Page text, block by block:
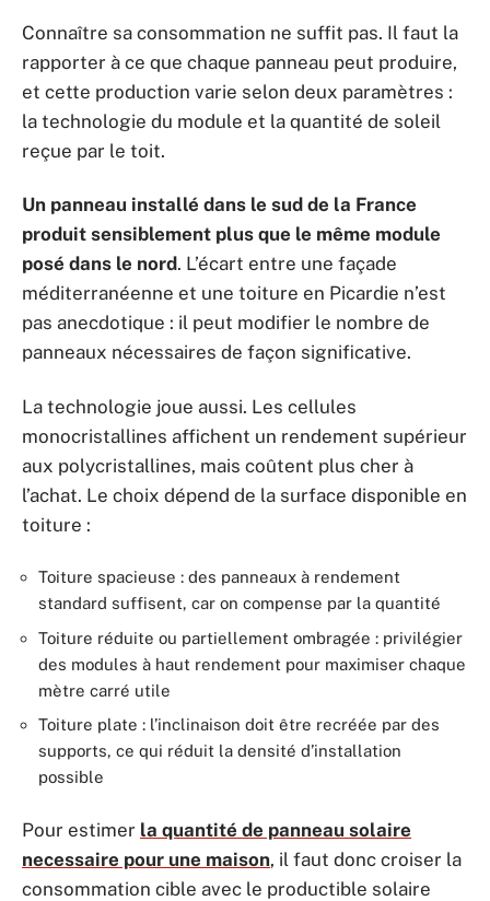
Connaître sa consommation ne suffit pas. Il faut la
rapporter à ce que chaque panneau peut produire,
et cette production varie selon deux paramètres :
la technologie du module et la quantité de soleil
reçue par le toit.
Un panneau installé dans le sud de la France
produit sensiblement plus que le même module
posé dans le nord. L’écart entre une façade
méditerranéenne et une toiture en Picardie n’est
pas anecdotique : il peut modifier le nombre de
panneaux nécessaires de façon significative.
La technologie joue aussi. Les cellules
monocristallines affichent un rendement supérieur
aux polycristallines, mais coûtent plus cher à
l’achat. Le choix dépend de la surface disponible en
toiture :
Toiture spacieuse : des panneaux à rendement
standard suffisent, car on compense par la quantité
Toiture réduite ou partiellement ombragée : privilégier
des modules à haut rendement pour maximiser chaque
mètre carré utile
Toiture plate : l’inclinaison doit être recréée par des
supports, ce qui réduit la densité d’installation
possible
Pour estimer la quantité de panneau solaire
necessaire pour une maison, il faut donc croiser la
consommation cible avec le productible solaire